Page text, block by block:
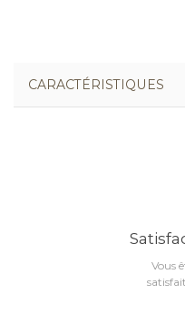
CARACTÉRISTIQUES
Vous